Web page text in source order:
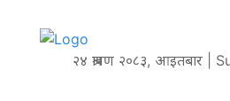
२४ श्रावण २०८३, आइतबार |